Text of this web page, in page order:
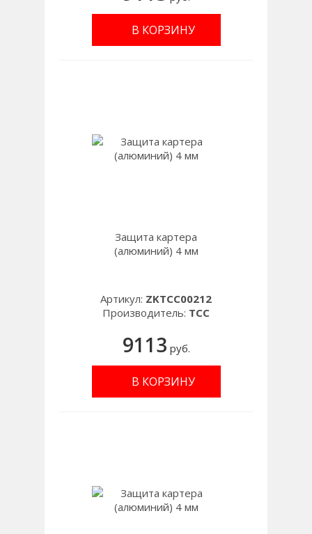
В КОРЗИНУ
Защита картера
(алюминий) 4 мм
Артикул: ZKTCC00212
Производитель: TCC
9113 руб.
В КОРЗИНУ